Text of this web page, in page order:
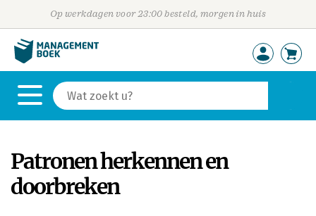
Op werkdagen voor 23:00 besteld, morgen in huis
Patronen herkennen en
doorbreken